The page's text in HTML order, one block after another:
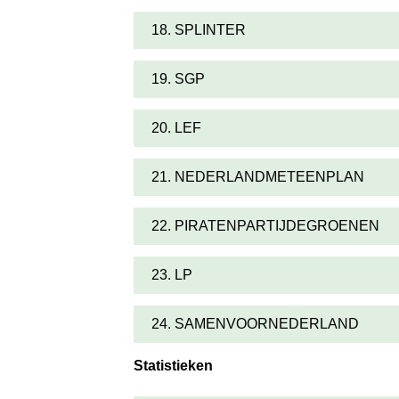
18. SPLINTER
19. SGP
20. LEF
21. NEDERLANDMETEENPLAN
22. PIRATENPARTIJDEGROENEN
23. LP
24. SAMENVOORNEDERLAND
Statistieken